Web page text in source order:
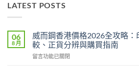
LATEST POSTS
06
8 月
威而鋼香港價格2026全攻略：
較、正貨分辨與購買指南
在
留言功能已關閉